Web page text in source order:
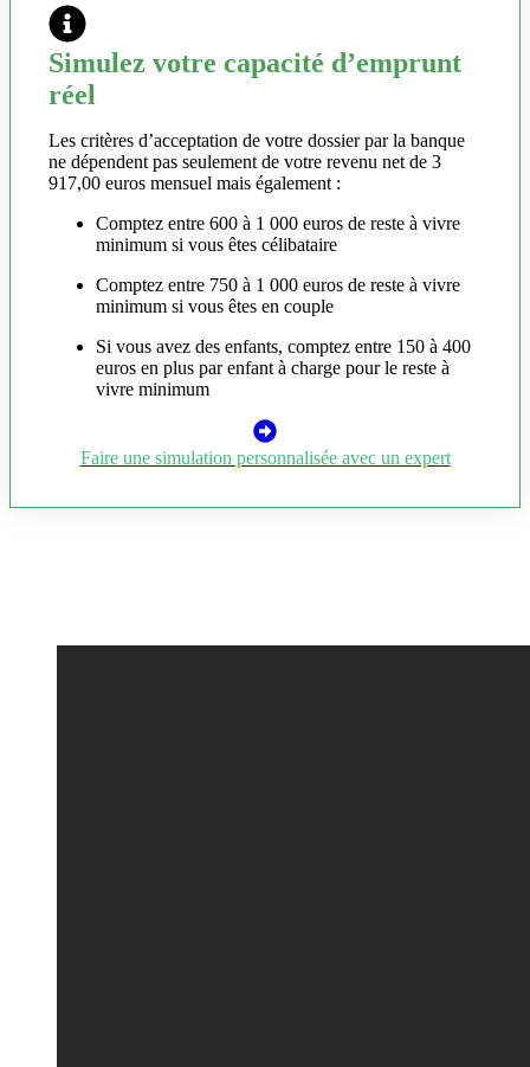
Simulez votre capacité d’emprunt
réel
Les critères d’acceptation de votre dossier par la banque
ne dépendent pas seulement de votre revenu net de 3
917,00 euros mensuel mais également :
Comptez entre 600 à 1 000 euros de reste à vivre
minimum si vous êtes célibataire
Comptez entre 750 à 1 000 euros de reste à vivre
minimum si vous êtes en couple
Si vous avez des enfants, comptez entre 150 à 400
euros en plus par enfant à charge pour le reste à
vivre minimum
Faire une simulation personnalisée avec un expert